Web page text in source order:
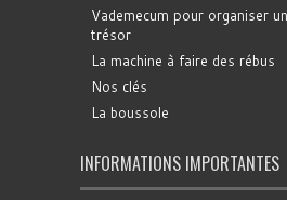
Vademecum pour organiser
trésor
La machine à faire des rébus
Nos clés
La boussole
INFORMATIONS IMPORTANTES